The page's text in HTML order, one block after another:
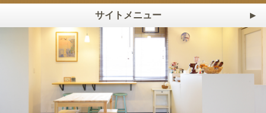
サイトメニュー
トレーニング・レッスンメニュー
加圧トレーニング ピラティス
エアリアルヨガ マスターストレッチ
スタッフ